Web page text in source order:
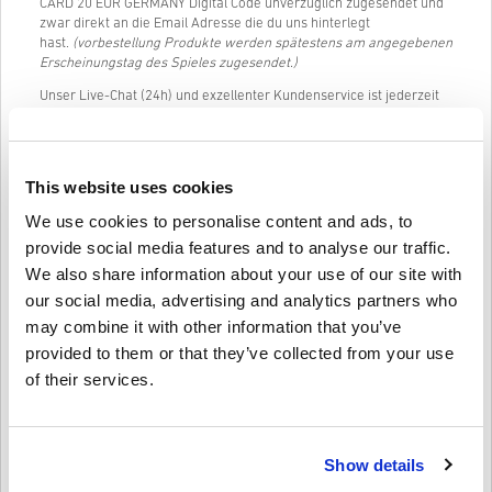
This website uses cookies
We use cookies to personalise content and ads, to
provide social media features and to analyse our traffic.
We also share information about your use of our site with
our social media, advertising and analytics partners who
may combine it with other information that you’ve
provided to them or that they’ve collected from your use
of their services.
Show details
CARD 20 EUR GERMANY Digital Code unverzüglich zugesendet und
zwar direkt an die Email Adresse die du uns hinterlegt
hast. (vorbestellung Produkte werden spätestens am angegebenen
Erscheinungstag des Spieles zugesendet.)
Unser Live-Chat (24h) und exzellenter Kundenservice ist jederzeit
Formulare oder Befragungen, es wird lediglich um eine Email
der Kauf von PLAYSTATION NETWORK CARD 20 EUR GERMANY auf
livecards.net schnell und einfach erledigt sein.
So funktioniert es bei Livecards.net
Neu bei Livecards.net? Digitale Codes zu kaufen ist schnell und
VorbestellungProdukte werden spätestens am
Produkte die auf Lager sind werden dir umgehend, nach
10